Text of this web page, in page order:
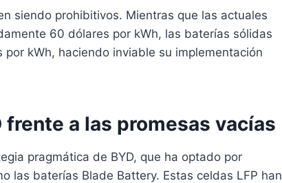
siendo prohibitivos. Mientras que las actuales
60 dólares por kWh, las baterías sólidas
kWh, haciendo inviable su implementación
a las promesas vacías
pragmática de BYD, que ha optado por
las baterías Blade Battery. Estas celdas LFP han